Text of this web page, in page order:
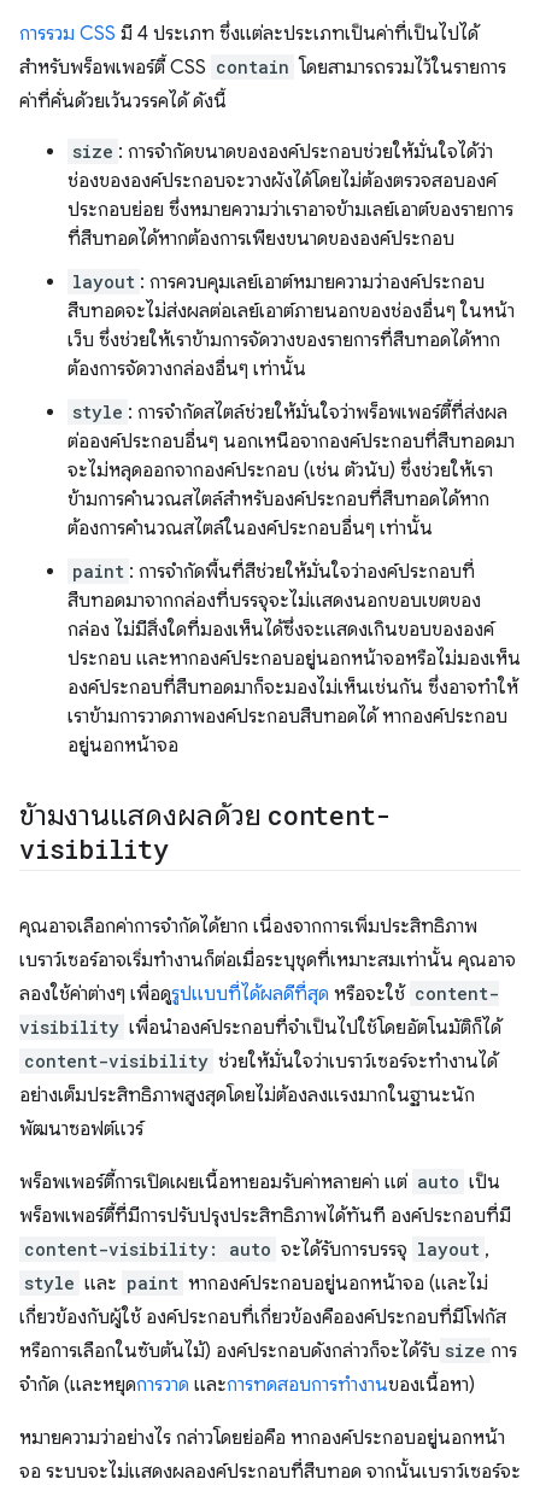
การรวม CSS มี 4 ประเภท ซึ่งแต่ละประเภทเป็นค่าที่เป็นไปได้
สำหรับพร็อพเพอร์ตี้ CSS contain โดยสามารถรวมไว้ในรายการ
ค่าที่คั่นด้วยเว้นวรรคได้ ดังนี้
size : การจำกัดขนาดขององค์ประกอบช่วยให้มั่นใจได้ว่า
ช่องขององค์ประกอบจะวางผังได้โดยไม่ต้องตรวจสอบองค์
ประกอบย่อย ซึ่งหมายความว่าเราอาจข้ามเลย์เอาต์ของรายการ
ที่สืบทอดได้หากต้องการเพียงขนาดขององค์ประกอบ
layout : การควบคุมเลย์เอาต์หมายความว่าองค์ประกอบ
สืบทอดจะไม่ส่งผลต่อเลย์เอาต์ภายนอกของช่องอื่นๆ ในหน้า
เว็บ ซึ่งช่วยให้เราข้ามการจัดวางของรายการที่สืบทอดได้หาก
ต้องการจัดวางกล่องอื่นๆ เท่านั้น
style : การจำกัดสไตล์ช่วยให้มั่นใจว่าพร็อพเพอร์ตี้ที่ส่งผล
ต่อองค์ประกอบอื่นๆ นอกเหนือจากองค์ประกอบที่สืบทอดมา
จะไม่หลุดออกจากองค์ประกอบ (เช่น ตัวนับ) ซึ่งช่วยให้เรา
ข้ามการคำนวณสไตล์สำหรับองค์ประกอบที่สืบทอดได้หาก
ต้องการคำนวณสไตล์ในองค์ประกอบอื่นๆ เท่านั้น
paint : การจำกัดพื้นที่สีช่วยให้มั่นใจว่าองค์ประกอบที่
สืบทอดมาจากกล่องที่บรรจุจะไม่แสดงนอกขอบเขตของ
กล่อง ไม่มีสิ่งใดที่มองเห็นได้ซึ่งจะแสดงเกินขอบขององค์
ประกอบ และหากองค์ประกอบอยู่นอกหน้าจอหรือไม่มองเห็น
องค์ประกอบที่สืบทอดมาก็จะมองไม่เห็นเช่นกัน ซึ่งอาจทำให้
เราข้ามการวาดภาพองค์ประกอบสืบทอดได้ หากองค์ประกอบ
อยู่นอกหน้าจอ
ข้ามงานแสดงผลด้วย content-
visibility
คุณอาจเลือกค่าการจำกัดได้ยาก เนื่องจากการเพิ่มประสิทธิภาพ
เบราว์เซอร์อาจเริ่มทํางานก็ต่อเมื่อระบุชุดที่เหมาะสมเท่านั้น คุณอาจ
ลองใช้ค่าต่างๆ เพื่อดูรูปแบบที่ได้ผลดีที่สุด หรือจะใช้ content-
visibility เพื่อนำองค์ประกอบที่จำเป็นไปใช้โดยอัตโนมัติก็ได้
content-visibility ช่วยให้มั่นใจว่าเบราว์เซอร์จะทำงานได้
อย่างเต็มประสิทธิภาพสูงสุดโดยไม่ต้องลงแรงมากในฐานะนัก
พัฒนาซอฟต์แวร์
พร็อพเพอร์ตี้การเปิดเผยเนื้อหายอมรับค่าหลายค่า แต่ auto เป็น
พร็อพเพอร์ตี้ที่มีการปรับปรุงประสิทธิภาพได้ทันที องค์ประกอบที่มี
content-visibility: auto จะได้รับการบรรจุ layout ,
style และ paint หากองค์ประกอบอยู่นอกหน้าจอ (และไม่
เกี่ยวข้องกับผู้ใช้ องค์ประกอบที่เกี่ยวข้องคือองค์ประกอบที่มีโฟกัส
หรือการเลือกในซับต้นไม้) องค์ประกอบดังกล่าวก็จะได้รับ size การ
จำกัด (และหยุดการวาด และการทดสอบการทํางานของเนื้อหา)
หมายความว่าอย่างไร กล่าวโดยย่อคือ หากองค์ประกอบอยู่นอกหน้า
จอ ระบบจะไม่แสดงผลองค์ประกอบที่สืบทอด จากนั้นเบราว์เซอร์จะ